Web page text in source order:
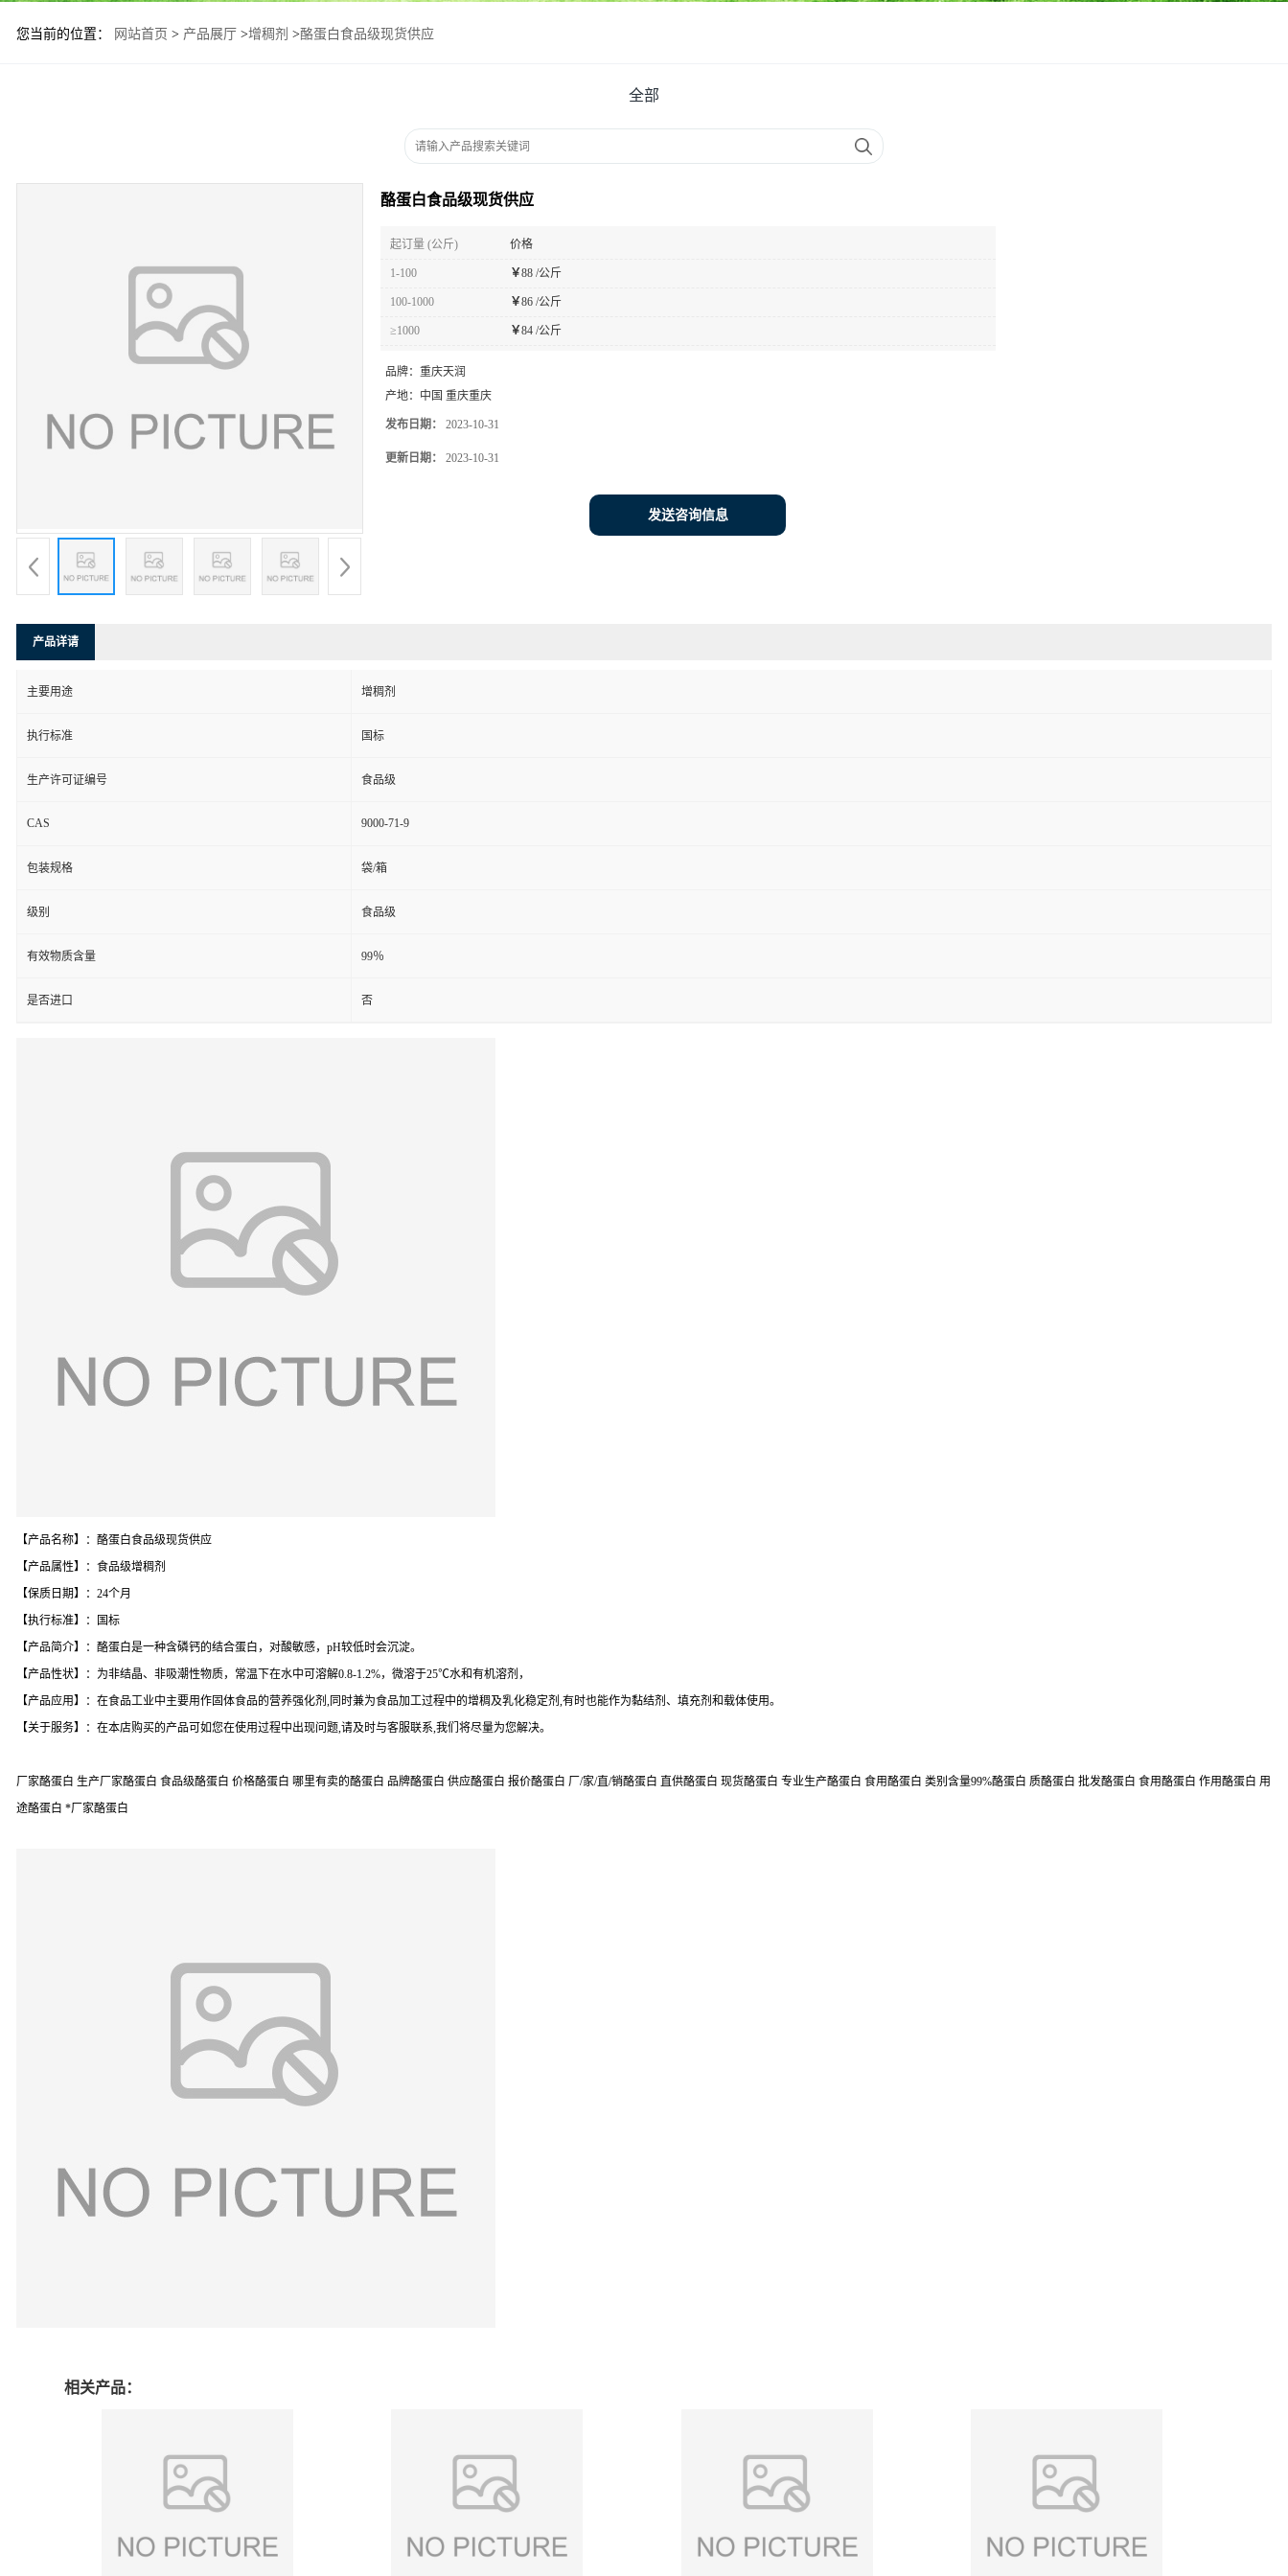
您当前的位置： 网站首页 > 产品展厅 >增稠剂 >酪蛋白食品级现货供应
全部
酪蛋白食品级现货供应
起订量 (公斤) 价格
1-100 ￥88 /公斤
100-1000 ￥86 /公斤
≥1000 ￥84 /公斤
品牌： 重庆天润
产地： 中国 重庆重庆
发布日期： 2023-10-31
更新日期： 2023-10-31
发送咨询信息
产品详请
主要用途 增稠剂
执行标准 国标
生产许可证编号 食品级
CAS 9000-71-9
包装规格 袋/箱
级别 食品级
有效物质含量 99％
是否进口 否
【产品名称】：酪蛋白食品级现货供应
【产品属性】：食品级增稠剂
【保质日期】：24个月
【执行标准】：国标
【产品简介】：酪蛋白是一种含磷钙的结合蛋白，对酸敏感，pH较低时会沉淀。
【产品性状】：为非结晶、非吸潮性物质，常温下在水中可溶解0.8-1.2%，微溶于25℃水和有机溶剂，
【产品应用】：在食品工业中主要用作固体食品的营养强化剂,同时兼为食品加工过程中的增稠及乳化稳定剂,有时也能作为黏结剂、填充剂和载体使用。
【关于服务】：在本店购买的产品可如您在使用过程中出现问题,请及时与客服联系,我们将尽量为您解决。
厂家酪蛋白 生产厂家酪蛋白 食品级酪蛋白 价格酪蛋白 哪里有卖的酪蛋白 品牌酪蛋白 供应酪蛋白 报价酪蛋白 厂/家/直/销酪蛋白 直供酪蛋白 现货酪蛋白 专业生产酪蛋白 食用酪蛋白 类别含量99%酪蛋白 质酪蛋白 批发酪蛋白 食用酪蛋白 作用酪蛋白 用
途酪蛋白 *厂家酪蛋白
相关产品：